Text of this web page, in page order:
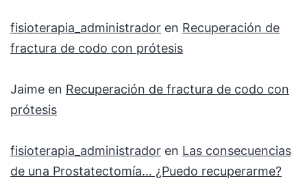
fisioterapia_administrador en Recuperación de
fractura de codo con prótesis
Jaime en Recuperación de fractura de codo con
prótesis
fisioterapia_administrador en Las consecuencias
de una Prostatectomía… ¿Puedo recuperarme?